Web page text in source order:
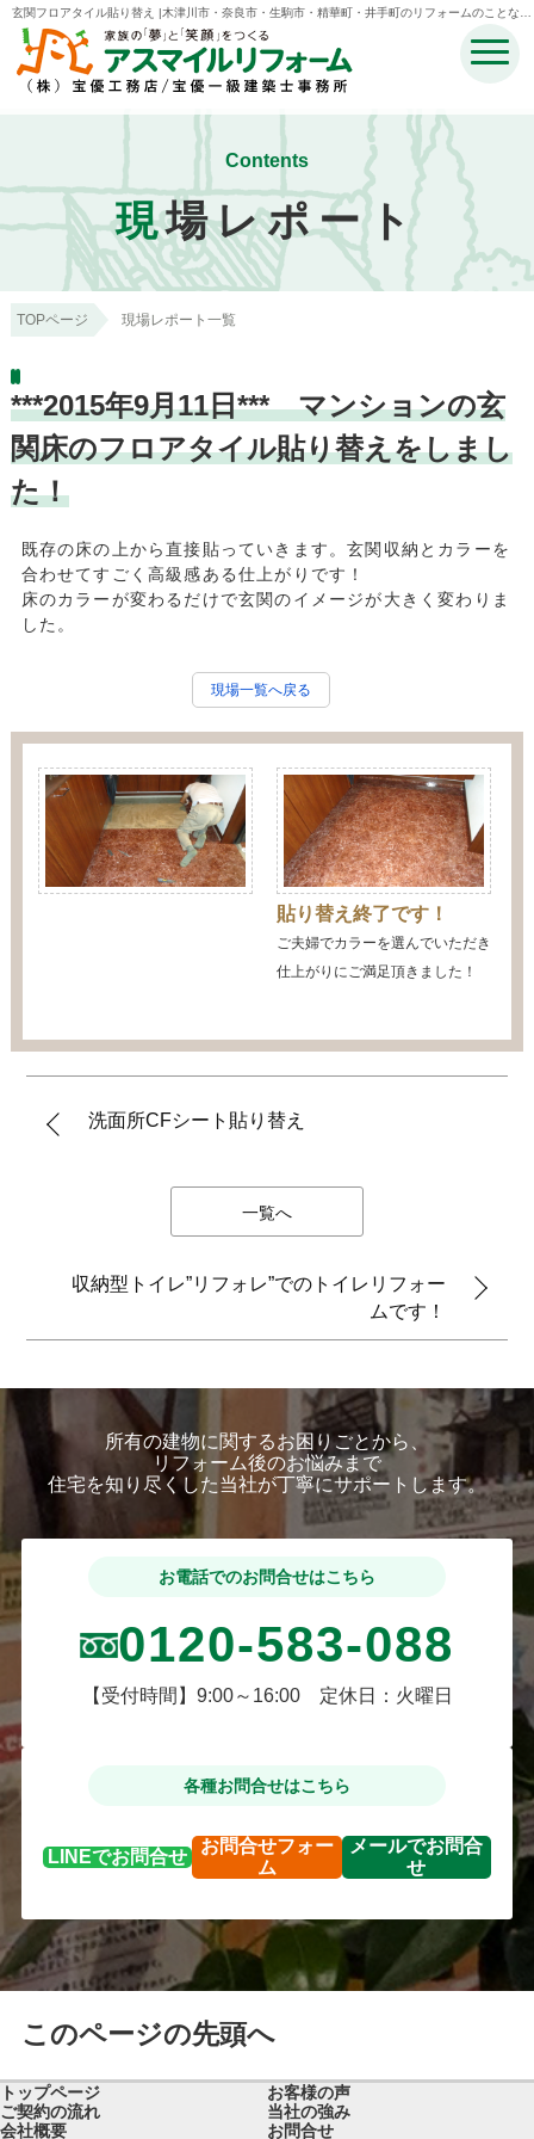
玄関フロアタイル貼り替え |木津川市・奈良市・生駒市・精華町・井手町のリフォームのことなら
宝優工務店アスマイルリフォーム
Contents
現場レポート
TOPページ 現場レポート一覧
***2015年9月11日*** マンションの玄
関床のフロアタイル貼り替えをしまし
た！
既存の床の上から直接貼っていきます。玄関収納とカラーを
合わせてすごく高級感ある仕上がりです！
床のカラーが変わるだけで玄関のイメージが大きく変わりま
した。
現場一覧へ戻る
貼り替え終了です！
ご夫婦でカラーを選んでいただき
仕上がりにご満足頂きました！
洗面所CFシート貼り替え
一覧へ
収納型トイレ”リフォレ”でのトイレリフォー
ムです！
所有の建物に関するお困りごとから、
リフォーム後のお悩みまで
住宅を知り尽くした当社が丁寧にサポートします。
お電話でのお問合せはこちら
0120-583-088
【受付時間】9:00～16:00 定休日：火曜日
各種お問合せはこちら
LINEでお問合せ
お問合せフォー
ム
メールでお問合
せ
このページの先頭へ
トップページ
お客様の声
ご契約の流れ
当社の強み
会社概要
お問合せ